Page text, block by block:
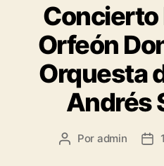
Concierto
Orfeón
Orquesta
Andrés
Por admin